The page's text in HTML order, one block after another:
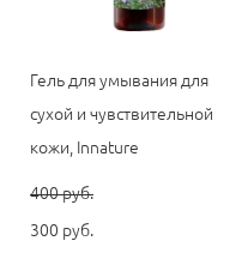
Гель для умывания для
сухой и чувствительной
кожи, Innature
400 pуб.
300 pуб.